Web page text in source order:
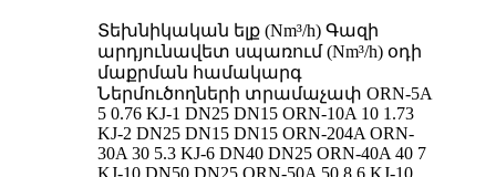
Տեխնիկական ելք (Nm³/h) Գազի
արդյունավետ սպառում (Nm³/h) օդի
մաքրման համակարգ
Ներմուծողների տրամաչափ ORN-5A
5 0.76 KJ-1 DN25 DN15 ORN-10A 10 1.73
KJ-2 DN25 DN15 DN15 ORN-204A ORN-
30A 30 5.3 KJ-6 DN40 DN25 ORN-40A 40 7
KJ-10 DN50 DN25 ORN-50A 50 8.6 KJ-10